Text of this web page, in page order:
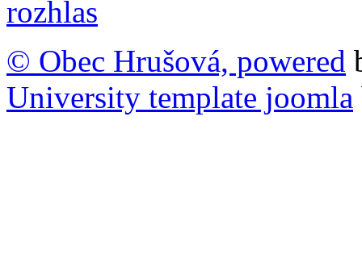
© Obec Hrušová, powered
University template joomla